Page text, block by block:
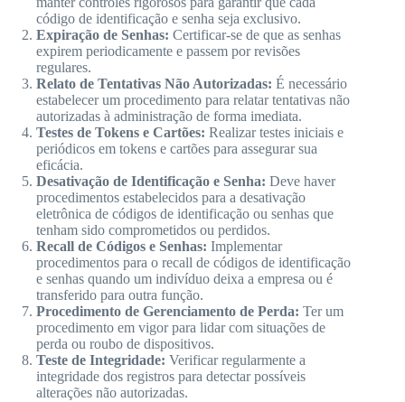
código de identificação e senha seja exclusivo.
Expiração de Senhas: Certificar-se de que as senhas
expirem periodicamente e passem por revisões
regulares.
Relato de Tentativas Não Autorizadas: É necessário
estabelecer um procedimento para relatar tentativas não
autorizadas à administração de forma imediata.
Testes de Tokens e Cartões: Realizar testes iniciais e
periódicos em tokens e cartões para assegurar sua
eficácia.
Desativação de Identificação e Senha: Deve haver
procedimentos estabelecidos para a desativação
eletrônica de códigos de identificação ou senhas que
tenham sido comprometidos ou perdidos.
Recall de Códigos e Senhas: Implementar
procedimentos para o recall de códigos de identificação
e senhas quando um indivíduo deixa a empresa ou é
transferido para outra função.
Procedimento de Gerenciamento de Perda: Ter um
procedimento em vigor para lidar com situações de
perda ou roubo de dispositivos.
Teste de Integridade: Verificar regularmente a
integridade dos registros para detectar possíveis
alterações não autorizadas.